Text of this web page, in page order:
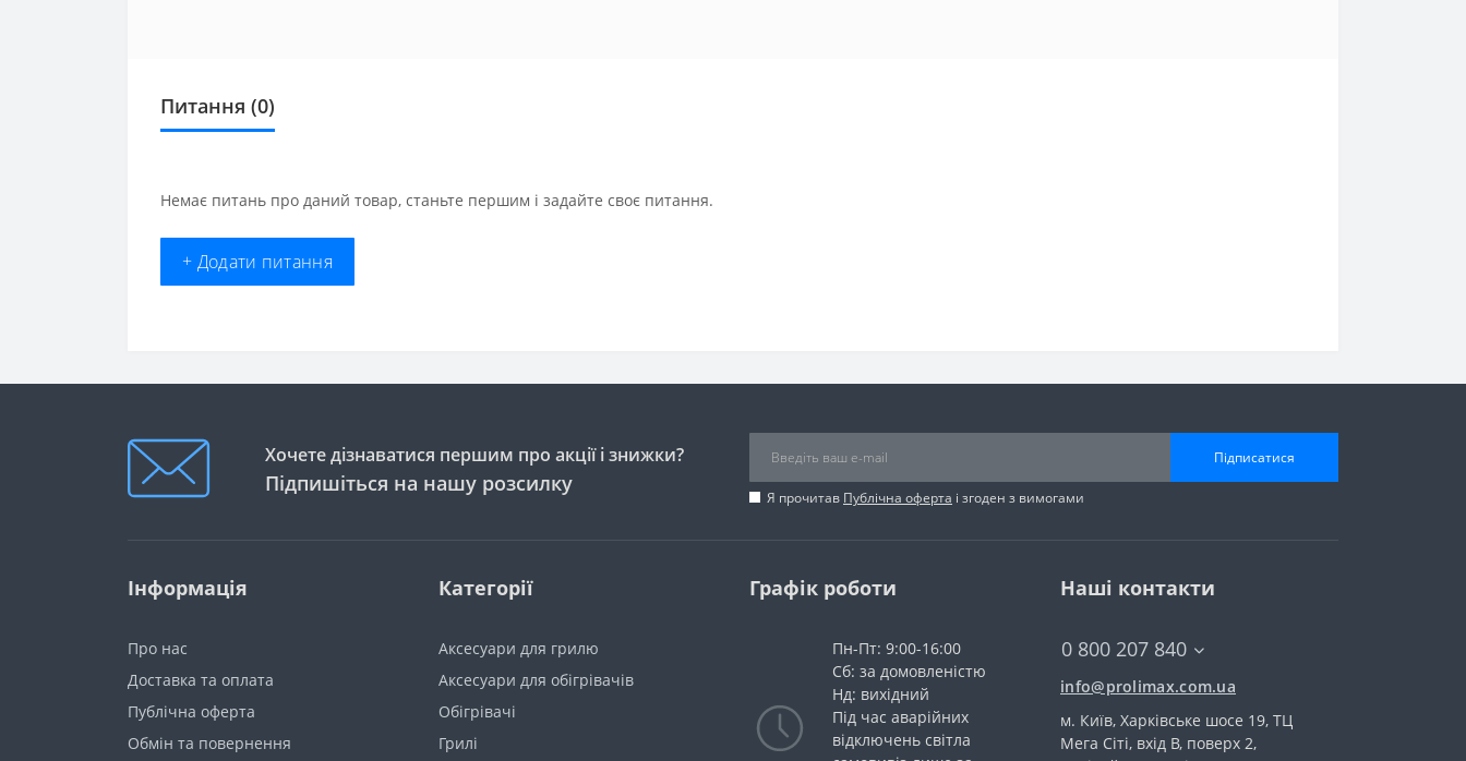
Питання (0)
Немає питань про даний товар, станьте першим і задайте своє питання.
+ Додати питання
Хочете дізнаватися першим про акції і знижки?
Підпишіться на нашу розсилку
Підписатися
Я прочитав Публічна оферта і згоден з вимогами
Інформація
Про нас
Доставка та оплата
Публічна оферта
Обмін та повернення
Категорії
Аксесуари для грилю
Аксесуари для обігрівачів
Обігрівачі
Грилі
Графік роботи
Пн-Пт: 9:00-16:00
Сб: за домовленістю
Нд: вихідний
Під час аварійних
відключень світла
Наші контакти
0 800 207 840
info@prolimax.com.ua
м. Київ, Харківське шосе 19, ТЦ
Мега Сіті, вхід В, поверх 2,